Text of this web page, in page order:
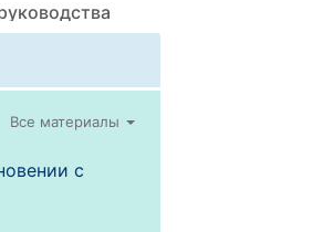
Все материалы
с